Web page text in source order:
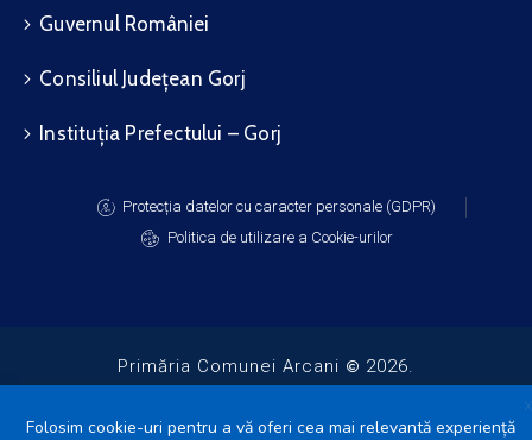
Guvernul României
Consiliul Județean Gorj
Instituția Prefectului – Gorj
Protecția datelor cu caracter personale (GDPR)
Politica de utilizare a Cookie-urilor
Primăria Comunei Arcani
2026.
X
Folosim cookie-uri pentru a vă oferi cea mai relevantă experiență